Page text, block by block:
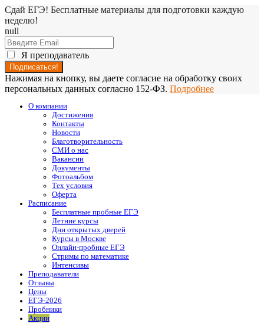
Сдай ЕГЭ! Бесплатные материалы для подготовки каждую
неделю!
null
Я преподаватель
Нажимая на кнопку, вы даете согласие на обработку своих
персональных данных согласно 152-ФЗ. Подробнее
О компании
Достижения
Контакты
Новости
Благотворительность
СМИ о нас
Вакансии
Документы
Фотоальбом
Тех условия
Оферта
Расписание
Бесплатные пробные ЕГЭ
Летние курсы
Дни открытых дверей
Курсы в Москве
Онлайн-пробные ЕГЭ
Стримы по математике
Интенсивы
Преподаватели
Отзывы
Цены
ЕГЭ-2026
Пробники
Акции